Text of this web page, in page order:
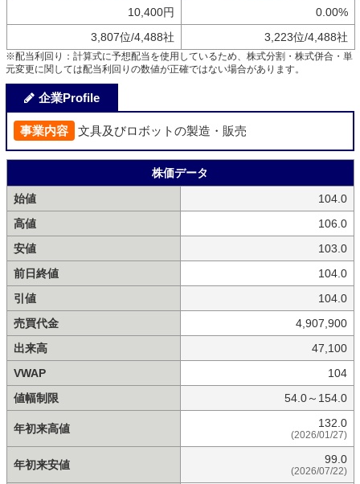
10,400円
0.00%
3,807位/4,488社
3,223位/4,488社
※配当利回り：計算式に予想配当を使用しているため、株式分割・株式併合・単
元変更に関しては配当利回りの数値が正確ではない場合があります。
企業Profile
事業内容 文具及びロボットの製造・販売
株価データ
始値
104.0
高値
106.0
安値
103.0
前日終値
104.0
引値
104.0
売買代金
4,907,900
出来高
47,100
VWAP
104
値幅制限
54.0～154.0
年初来高値 132.0
(2026/01/27)
年初来安値 99.0
(2026/07/22)